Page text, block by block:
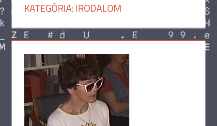
KATEGÓRIA:IRODALOM